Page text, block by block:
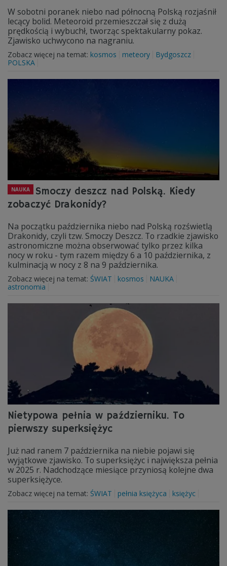
W sobotni poranek niebo nad północną Polską rozjaśnił
lecący bolid. Meteoroid przemieszczał się z dużą
prędkością i wybuchł, tworząc spektakularny pokaz.
Zjawisko uchwycono na nagraniu.
Zobacz więcej na temat: kosmos meteory
Bydgoszcz
POLSKA
NAUKA
Smoczy deszcz nad Polską. Kiedy
zobaczyć Drakonidy?
Na początku października niebo nad Polską rozświetlą
Drakonidy, czyli tzw. Smoczy Deszcz. To rzadkie zjawisko
astronomiczne można obserwować tylko przez kilka
nocy w roku - tym razem między 6 a 10 października, z
kulminacją w nocy z 8 na 9 października.
Zobacz więcej na temat: ŚWIAT kosmos
NAUKA
astronomia
Nietypowa pełnia w październiku. To
pierwszy superksiężyc
Już nad ranem 7 października na niebie pojawi się
wyjątkowe zjawisko. To superksiężyc i największa pełnia
w 2025 r. Nadchodzące miesiące przyniosą kolejne dwa
superksiężyce.
Zobacz więcej na temat: ŚWIAT pełnia księżyca księżyc